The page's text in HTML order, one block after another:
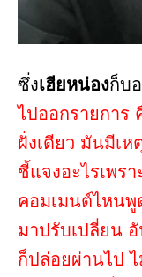
ซึ่งเฮียหน่องก็บ
ไปออกรายการ
ฝั่งเดียว มันมีเ
ชี้แจงอะไรเพร
คอมเมนต์ไหนพู
มาปรับเปลี่ยน
ก็ปล่อยผ่านไป